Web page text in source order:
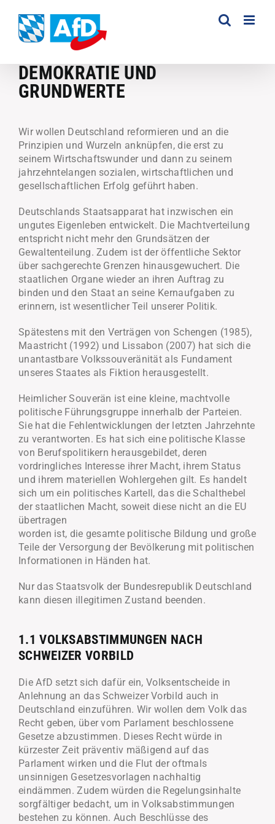
Inhalt
springen
DEMOKRATIE UND
GRUNDWERTE
Wir wollen Deutschland reformieren und an die
Prinzipien und Wurzeln anknüpfen, die erst zu
seinem Wirtschaftswunder und dann zu seinem
jahrzehntelangen sozialen, wirtschaftlichen und
gesellschaftlichen Erfolg geführt haben.
Deutschlands Staatsapparat hat inzwischen ein
ungutes Eigenleben entwickelt. Die Machtverteilung
entspricht nicht mehr den Grundsätzen der
Gewaltenteilung. Zudem ist der öffentliche Sektor
über sachgerechte Grenzen hinausgewuchert. Die
staatlichen Organe wieder an ihren Auftrag zu
binden und den Staat an seine Kernaufgaben zu
erinnern, ist wesentlicher Teil unserer Politik.
Spätestens mit den Verträgen von Schengen (1985),
Maastricht (1992) und Lissabon (2007) hat sich die
unantastbare Volkssouveränität als Fundament
unseres Staates als Fiktion herausgestellt.
Heimlicher Souverän ist eine kleine, machtvolle
politische Führungsgruppe innerhalb der Parteien.
Sie hat die Fehlentwicklungen der letzten Jahrzehnte
zu verantworten. Es hat sich eine politische Klasse
von Berufspolitikern herausgebildet, deren
vordringliches Interesse ihrer Macht, ihrem Status
und ihrem materiellen Wohlergehen gilt. Es handelt
sich um ein politisches Kartell, das die Schalthebel
der staatlichen Macht, soweit diese nicht an die EU
übertragen
worden ist, die gesamte politische Bildung und große
Teile der Versorgung der Bevölkerung mit politischen
Informationen in Händen hat.
Nur das Staatsvolk der Bundesrepublik Deutschland
kann diesen illegitimen Zustand beenden.
1.1 VOLKSABSTIMMUNGEN NACH
SCHWEIZER VORBILD
Die AfD setzt sich dafür ein, Volksentscheide in
Anlehnung an das Schweizer Vorbild auch in
Deutschland einzuführen. Wir wollen dem Volk das
Recht geben, über vom Parlament beschlossene
Gesetze abzustimmen. Dieses Recht würde in
kürzester Zeit präventiv mäßigend auf das
Parlament wirken und die Flut der oftmals
unsinnigen Gesetzesvorlagen nachhaltig
eindämmen. Zudem würden die Regelungsinhalte
sorgfältiger bedacht, um in Volksabstimmungen
bestehen zu können. Auch Beschlüsse des